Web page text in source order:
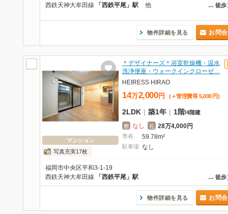
… 徒歩
西鉄天神大牟田線 「西鉄平尾」駅 他
物件詳細を見る お問
マンション
写真充実17枚
＊デザイナーズ＊浴室乾燥機・温水
洗浄便座・ウォークインクローゼ…
HEIRESS HIRAO
14万2,000 円 (＋管理費等 5,000 円)
2LDK | 築1年 | 1階/4階建
敷 なし 礼 28万4,000円
専有 59.78m²
駐車場 なし
福岡市中央区平和3-1-19
… 徒歩
西鉄天神大牟田線 「西鉄平尾」駅
物件詳細を見る お問